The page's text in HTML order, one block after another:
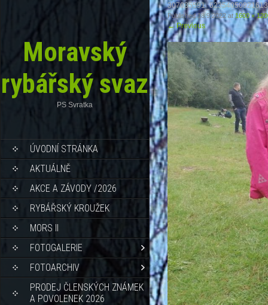
Moravský
rybářský svaz
PS Svratka
ÚVODNÍ STRÁNKA
AKTUÁLNĚ
AKCE A ZÁVODY /2026
RYBÁŘSKÝ KROUŽEK
MORS II
FOTOGALERIE
FOTOARCHIV
PRODEJ ČLENSKÝCH ZNÁMEK
A POVOLENEK 2026
Published18.9.2022at1600 ×
←Previous